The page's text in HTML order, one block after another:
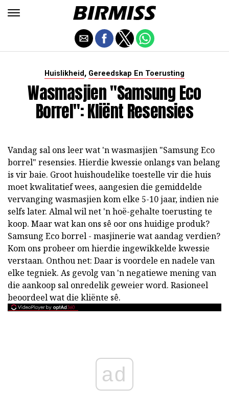
Huislikheid, Gereedskap En Toerusting
Wasmasjien "Samsung Eco
Borrel": Kliënt Resensies
Vandag sal ons leer wat 'n wasmasjien "Samsung Eco
borrel" resensies. Hierdie kwessie onlangs van belang
is vir baie. Groot huishoudelike toestelle vir die huis
moet kwalitatief wees, aangesien die gemiddelde
vervanging wasmasjien kom elke 5-10 jaar, indien nie
selfs later. Almal wil net 'n hoë-gehalte toerusting te
koop. Maar wat kan ons sê oor ons huidige produk?
Samsung Eco borrel - masjinerie wat aandag verdien?
Kom ons probeer om hierdie ingewikkelde kwessie
verstaan. Onthou net: Daar is voordele en nadele van
elke tegniek. As gevolg van 'n negatiewe mening van
die aankoop sal onredelik geweier word. Rasioneel
beoordeel wat die kliënte sê.
ad